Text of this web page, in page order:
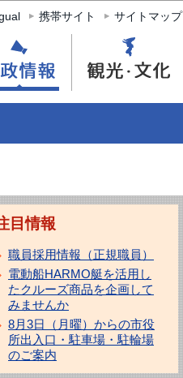
携帯サイト サイトマップ
目情報
職員採用情報（正規職員）
電動船HARMO艇を活用し
たクルーズ商品を企画して
みませんか
8月3日（月曜）からの市役
所出入口・駐車場・駐輪場
のご案内